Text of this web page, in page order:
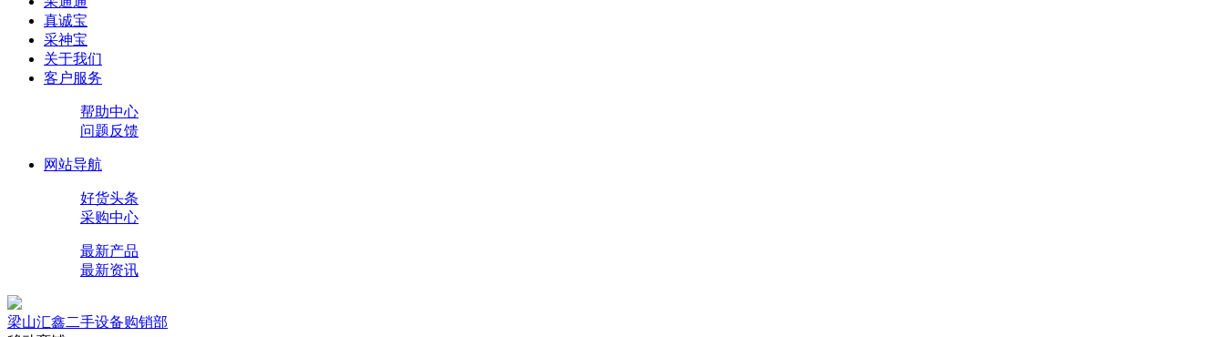
真诚宝
采神宝
关于我们
客户服务
帮助中心
问题反馈
网站导航
好货头条
采购中心
最新产品
最新资讯
梁山汇鑫二手设备购销部